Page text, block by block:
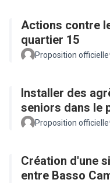
Actions contre
quartier 15
Proposition officielle
Installer des
seniors dans le
Proposition officielle
Création d'une
entre Basso